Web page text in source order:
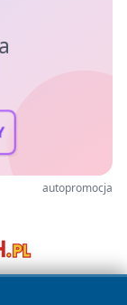
autopromocja